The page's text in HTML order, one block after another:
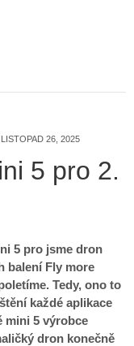
LISTOPAD 26, 2025
5 pro 2.
5 pro jsme dron
balení Fly more
Tedy, ono to
každé aplikace
mini 5 výrobce
dron konečně